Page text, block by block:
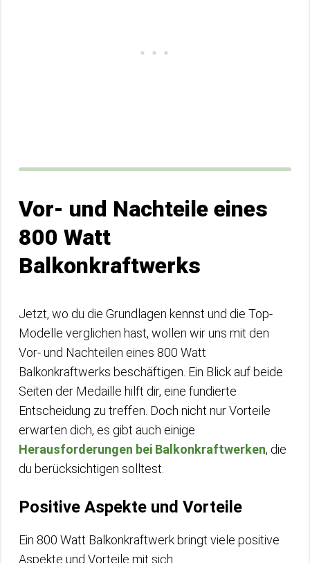
Vor- und Nachteile eines
800 Watt
Balkonkraftwerks
Jetzt, wo du die Grundlagen kennst und die Top-
Modelle verglichen hast, wollen wir uns mit den
Vor- und Nachteilen eines 800 Watt
Balkonkraftwerks beschäftigen. Ein Blick auf beide
Seiten der Medaille hilft dir, eine fundierte
Entscheidung zu treffen. Doch nicht nur Vorteile
erwarten dich, es gibt auch einige
Herausforderungen bei Balkonkraftwerken, die
du berücksichtigen solltest.
Positive Aspekte und Vorteile
Ein 800 Watt Balkonkraftwerk bringt viele positive
Aspekte und Vorteile mit sich.